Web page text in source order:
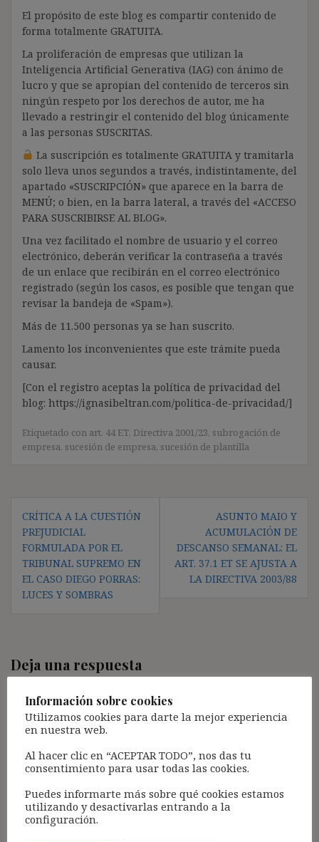
El propósito de este blog es compartir contenido de
forma totalmente GRATUITA.
La proliferación de empresas que utilizan la
Inteligencia Artificial Generativa (IAG) con ánimo de
lucro y que se apropian del contenido de terceros sin
ningún respeto por los derechos de autor, me ha
llevado a restringir el contenido del blog únicamente
a las personas SUSCRITAS.
La suscripción es totalmente GRATUITA y tramitarla
solo lleva unos segundos a través, indistintamente, del
apartado «SUSCRIPCIÓN» que aparece en la barra de
MENÚ; o bien, en la barra lateral, a través del «ACCESO
PARA SUSCRIBIRSE AL BLOG».
Una vez facilitado el nombre de usuario y el correo
electrónico, deberán verificar la contraseña a través
de un enlace que recibirán en el correo electrónico
registrado (según los casos, es posible que tengan que
revisar la bandeja de «Spam»).
Más de 11.500 personas ya se han suscrito.
Lamento los inconvenientes que este trámite pueda
causar.
[Con el registro aceptas la política de privacidad del
blog: https://ignasibeltran.com/politica-de-privacidad/]
Etiquetado con art. 44 ET, Directiva 2001/23, subrogación de
empresa, sucesión de empresa, sucesión de plantilla
Navegación
de
entradas
CRÍTICA A LA CUESTIÓN
PREJUDICIAL
FORMULADA POR EL
TRIBUNAL SUPREMO EN
EL CASO DIEGO PORRAS:
LUCES Y SOMBRAS
ASUNTO MAIO Y
ACUMULACIÓN DE
DESCANSO SEMANAL: EL
ART. 37.1 ET SE AJUSTA A
LA DIRECTIVA 2003/88
Deja una respuesta
campos obligatorios están marcados con
Comentario*
Información sobre cookies
Utilizamos cookies para darte la mejor experiencia
en nuestra web.
Al hacer clic en “ACEPTAR TODO”, nos das tu
consentimiento para usar todas las cookies.
Puedes informarte más sobre qué cookies estamos
utilizando y desactivarlas entrando a la
configuración.